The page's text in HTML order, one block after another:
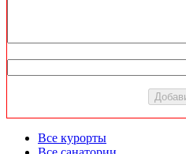
Все курорты